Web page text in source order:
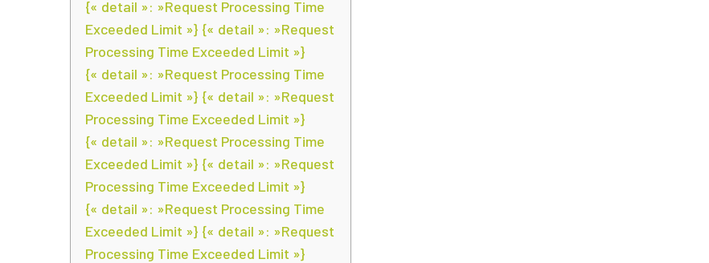
{« detail »: »Request Processing Time
Exceeded Limit »} {« detail »: »Request
Processing Time Exceeded Limit »}
{« detail »: »Request Processing Time
Exceeded Limit »} {« detail »: »Request
Processing Time Exceeded Limit »}
{« detail »: »Request Processing Time
Exceeded Limit »} {« detail »: »Request
Processing Time Exceeded Limit »}
{« detail »: »Request Processing Time
Exceeded Limit »} {« detail »: »Request
Processing Time Exceeded Limit »}